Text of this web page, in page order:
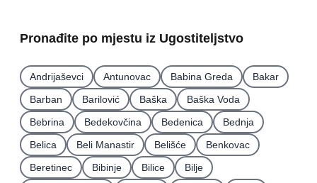
Pronađite po mjestu iz Ugostiteljstvo
Andrijaševci Antunovac Babina Greda
Bakar
Barban
Barilović Baška
Baška Voda
Bebrina
Bedekovčina Bedenica
Bednja
Belica
Beli Manastir Belišće
Benkovac
Beretinec
Bibinje Bilice
Bilje